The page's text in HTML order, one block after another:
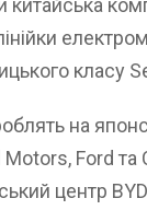
класу
на
Ford
центр